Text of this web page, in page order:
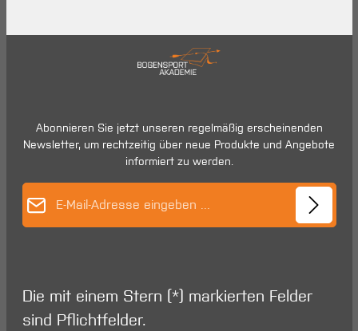
Abonnieren Sie jetzt unseren regelmäßig erscheinenden
Newsletter, um rechtzeitig über neue Produkte und Angebote
informiert zu werden.
Die mit einem Stern (*) markierten Felder
sind Pflichtfelder.